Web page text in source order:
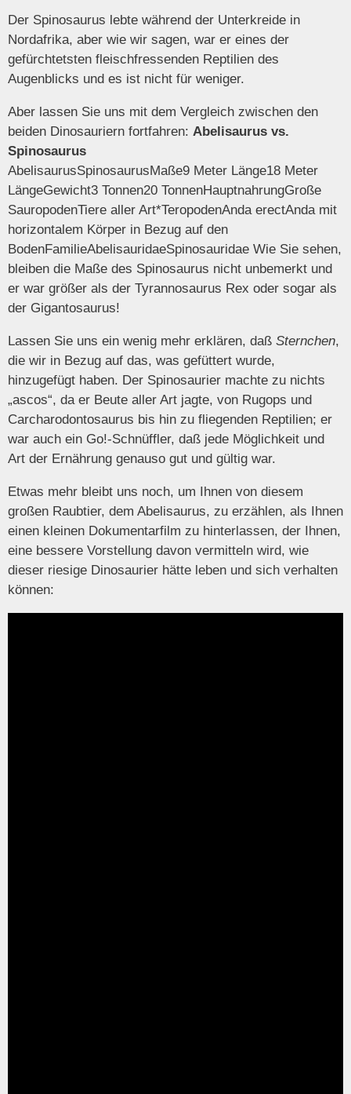
Der Spinosaurus lebte während der Unterkreide in
Nordafrika, aber wie wir sagen, war er eines der
gefürchtetsten fleischfressenden Reptilien des
Augenblicks und es ist nicht für weniger.
Aber lassen Sie uns mit dem Vergleich zwischen den
beiden Dinosauriern fortfahren: Abelisaurus vs.
Spinosaurus
AbelisaurusSpinosaurusMaße9 Meter Länge18 Meter
LängeGewicht3 Tonnen20 TonnenHauptnahrungGroße
SauropodenTiere aller Art*TeropodenAnda erectAnda mit
horizontalem Körper in Bezug auf den
BodenFamilieAbelisauridaeSpinosauridae Wie Sie sehen,
bleiben die Maße des Spinosaurus nicht unbemerkt und
er war größer als der Tyrannosaurus Rex oder sogar als
der Gigantosaurus!
Lassen Sie uns ein wenig mehr erklären, daß Sternchen,
die wir in Bezug auf das, was gefüttert wurde,
hinzugefügt haben. Der Spinosaurier machte zu nichts
„ascos“, da er Beute aller Art jagte, von Rugops und
Carcharodontosaurus bis hin zu fliegenden Reptilien; er
war auch ein Go!-Schnüffler, daß jede Möglichkeit und
Art der Ernährung genauso gut und gültig war.
Etwas mehr bleibt uns noch, um Ihnen von diesem
großen Raubtier, dem Abelisaurus, zu erzählen, als Ihnen
einen kleinen Dokumentarfilm zu hinterlassen, der Ihnen,
eine bessere Vorstellung davon vermitteln wird, wie
dieser riesige Dinosaurier hätte leben und sich verhalten
können: